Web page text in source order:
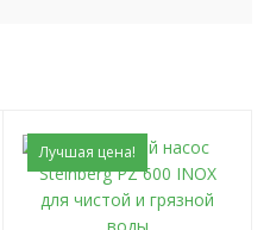
Лучшая цена!